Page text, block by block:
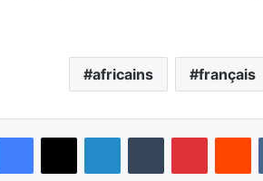
africains français